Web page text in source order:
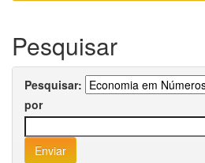
Pesquisar
Pesquisar:
por